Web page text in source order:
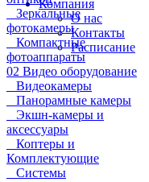
Компания
О нас
Контакты
Расписание
Зеркальные
фотокамеры
Компактные
фотоаппараты
02 Видео оборудование
Видеокамеры
Панорамные камеры
Экшн-камеры и
аксессуары
Коптеры и
Комплектующие
Системы